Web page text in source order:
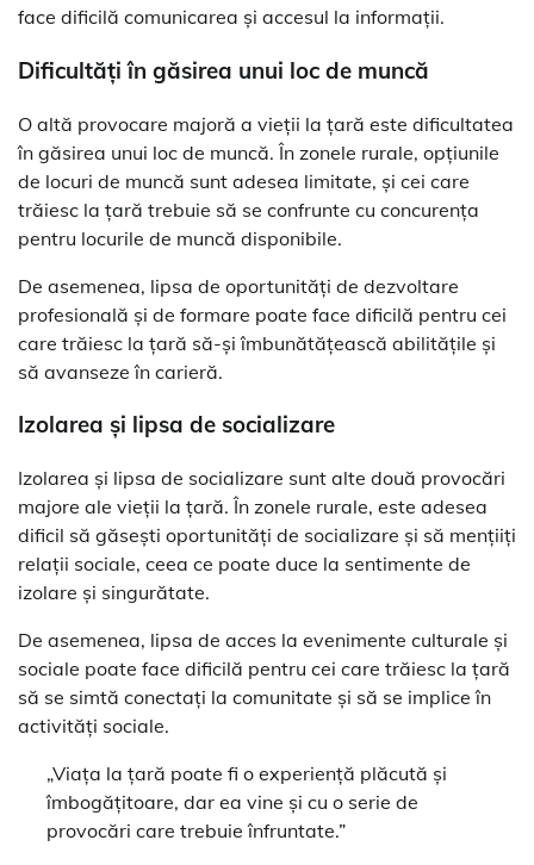
face dificilă comunicarea și accesul la informații.
Dificultăți în găsirea unui loc de muncă
O altă provocare majoră a vieții la țară este dificultatea
în găsirea unui loc de muncă. În zonele rurale, opțiunile
de locuri de muncă sunt adesea limitate, și cei care
trăiesc la țară trebuie să se confrunte cu concurența
pentru locurile de muncă disponibile.
De asemenea, lipsa de oportunități de dezvoltare
profesională și de formare poate face dificilă pentru cei
care trăiesc la țară să-și îmbunătățească abilitățile și
să avanseze în carieră.
Izolarea și lipsa de socializare
Izolarea și lipsa de socializare sunt alte două provocări
majore ale vieții la țară. În zonele rurale, este adesea
dificil să găsești oportunități de socializare și să mențiiți
relații sociale, ceea ce poate duce la sentimente de
izolare și singurătate.
De asemenea, lipsa de acces la evenimente culturale și
sociale poate face dificilă pentru cei care trăiesc la țară
să se simtă conectați la comunitate și să se implice în
activități sociale.
„Viața la țară poate fi o experiență plăcută și
îmbogățitoare, dar ea vine și cu o serie de
provocări care trebuie înfruntate.”